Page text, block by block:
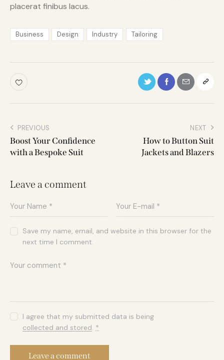
placerat finibus lacus.
Business Design Industry Tailoring
PREVIOUS
Boost Your Confidence
with a Bespoke Suit
NEXT
How to Button Suit
Jackets and Blazers
Leave a comment
Save my name, email, and website in this browser for the
next time I comment.
I agree that my submitted data is being
collected and stored. *